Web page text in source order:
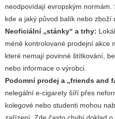
neodpovídají evropským normám.
kde a jaký původ balík nebo zboží
Neoficiální „stánky“ a trhy:
méně kontrolované prodejní akce
které nemají povinné štítkování,
nebo informace o výrobci.
Podomní prodej a „friends and
nelegální e-cigarety šíří přes
kolegové nebo studenti mohou